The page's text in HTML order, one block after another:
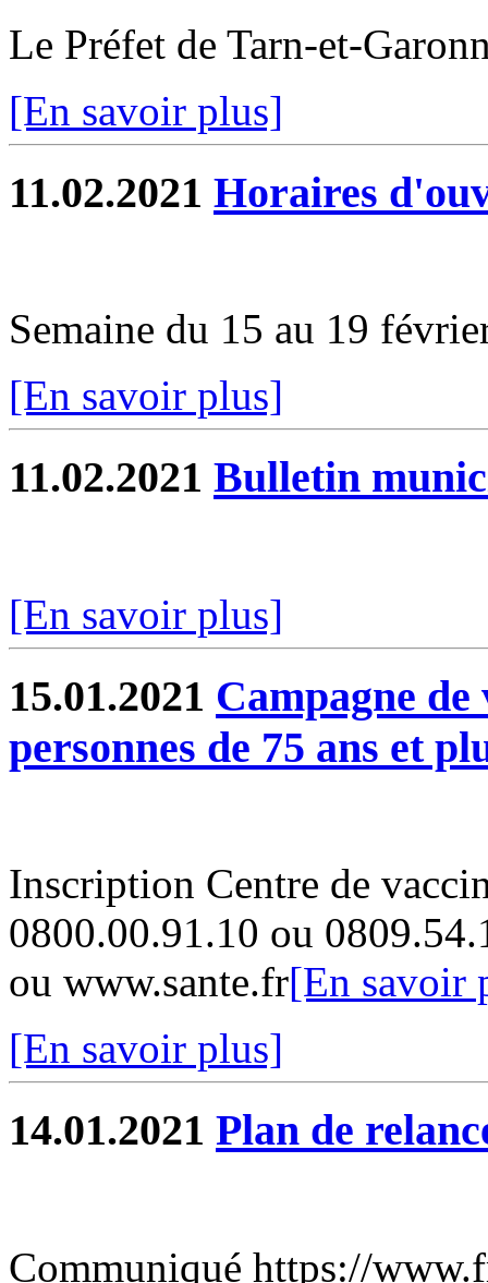
Le Préfet de Tarn-et-
[En savoir plus]
11.02.2021 Horaires
Semaine du 15 au 19
[En savoir plus]
11.02.2021 Bulletin
[En savoir plus]
15.01.2021 Campagne
personnes de 75 ans et
Inscription Centre de
0800.00.91.10 ou
ou www.sante.fr[En savoir
[En savoir plus]
14.01.2021 Plan de
Communiqué https://